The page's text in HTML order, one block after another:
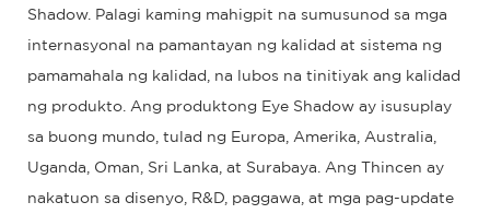
Shadow. Palagi kaming mahigpit na sumusunod sa mga
internasyonal na pamantayan ng kalidad at sistema ng
pamamahala ng kalidad, na lubos na tinitiyak ang kalidad
ng produkto. Ang produktong Eye Shadow ay isusuplay
sa buong mundo, tulad ng Europa, Amerika, Australia,
Uganda, Oman, Sri Lanka, at Surabaya. Ang Thincen ay
nakatuon sa disenyo, R&D, paggawa, at mga pag-update